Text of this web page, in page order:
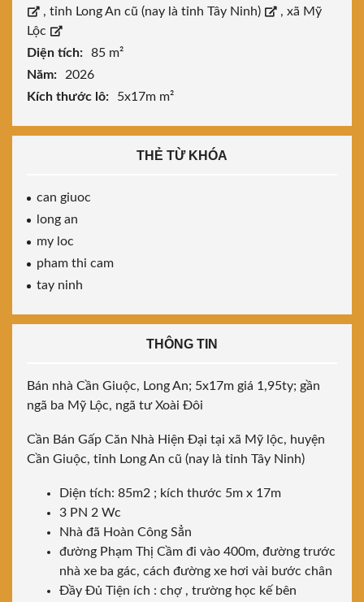
, tỉnh Long An cũ (nay là tỉnh Tây Ninh) , xã Mỹ
Lộc
Diện tích:
85 m²
Năm:
2026
Kích thước lô:
5x17m m²
THẺ TỪ KHÓA
can giuoc
long an
my loc
pham thi cam
tay ninh
THÔNG TIN
Bán nhà Cần Giuộc, Long An; 5x17m giá 1,95ty; gần
ngã ba Mỹ Lộc, ngã tư Xoài Đôi
Cần Bán Gấp Căn Nhà Hiện Đại tại xã Mỹ lộc, huyện
Cần Giuộc, tỉnh Long An cũ (nay là tỉnh Tây Ninh)
Diện tích: 85m2 ; kích thước 5m x 17m
3 PN 2 Wc
Nhà đã Hoàn Công Sẳn
đường Phạm Thị Cầm đi vào 400m, đường trước
nhà xe ba gác, cách đường xe hơi vài bước chân
Đầy Đủ Tiện ích : chợ , trường học kế bên